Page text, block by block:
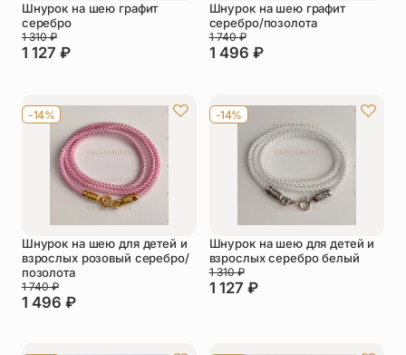
Шнурок на шею графит
серебро
1 127 ₽
1 310₽
Шнурок на шею графит
серебро/позолота
1 496 ₽
1 740₽
-14%
Шнурок на шею для детей и
взрослых розовый серебро/
позолота
1 496 ₽
1 740₽
-14%
Шнурок на шею для детей и
взрослых серебро белый
1 127 ₽
1 310₽